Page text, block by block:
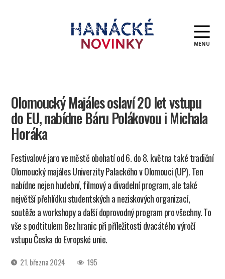
MENU
Olomoucký Majáles oslaví 20 let vstupu
do EU, nabídne Báru Polákovou i Michala
Horáka
Festivalové jaro ve městě obohatí od 6. do 8. května také tradiční
Olomoucký majáles Univerzity Palackého v Olomouci (UP). Ten
nabídne nejen hudební, filmový a divadelní program, ale také
největší přehlídku studentských a neziskových organizací,
soutěže a workshopy a další doprovodný program pro všechny. To
vše s podtitulem Bez hranic při příležitosti dvacátého výročí
vstupu Česka do Evropské unie.
Datum21. března 2024 195